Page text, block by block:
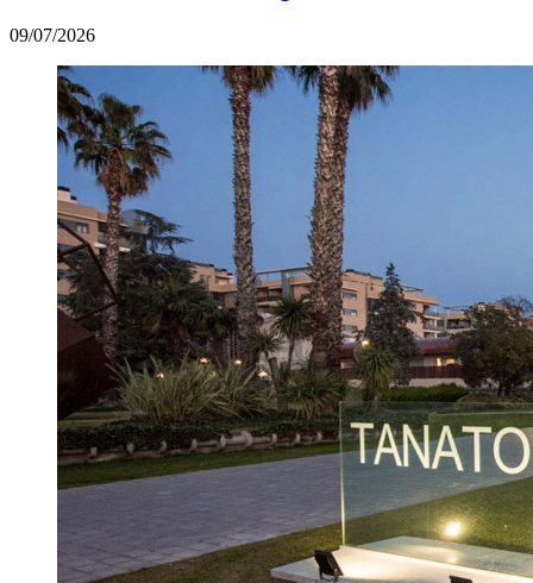
09/07/2026